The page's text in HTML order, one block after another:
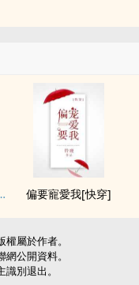
正確方法 偏要寵愛我[快穿]
屬於作者。
公開資料。
別退出。